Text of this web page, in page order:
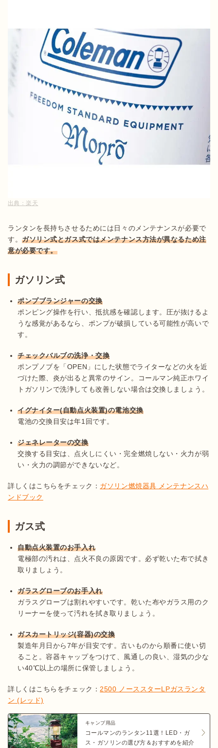
出典： 楽天
ランタンを長持ちさせるためには日々のメンテナンスが必要で
す。ガソリン式とガス式ではメンテナンス方法が異なるため注
意が必要です。
ガソリン式
ポンプブランジャーの交換
ポンピング操作を行い、抵抗感を確認します。圧が抜けるよ
うな感覚があるなら、ポンプが破損している可能性が高いで
す。
チェックバルブの洗浄・交換
ポンプノブを「OPEN」にした状態でライターなどの火を近
づけた際、炎が出ると異常のサイン。コールマン純正ホワイ
トガソリンで洗浄しても改善しない場合は交換しましょう。
イグナイター(自動点火装置)の電池交換
電池の交換目安は年1回です。
ジェネレーターの交換
交換する目安は、点火しにくい・完全燃焼しない・火力が弱
い・火力の調節ができないなど。
詳しくはこちらをチェック： ガソリン燃焼器具 メンテナンスハ
ンドブック
ガス式
自動点火装置のお手入れ
電極部の汚れは、点火不良の原因です。必ず乾いた布で拭き
取りましょう。
ガラスグローブのお手入れ
ガラスグローブは割れやすいです。乾いた布やガラス用のク
リーナーを使って汚れを拭き取りましょう。
ガスカートリッジ(容器)の交換
製造年月日から7年が目安です。古いものから順番に使い切
ること。容器キャップをつけて、風通しの良い、湿気の少な
い40℃以上の場所に保管しましょう。
詳しくはこちらをチェック： 2500 ノーススターLPガスランタ
ン (レッド)
キャンプ用品
コールマンのランタン11選！LED・ガ
ス・ガソリンの選び方＆おすすめを紹介